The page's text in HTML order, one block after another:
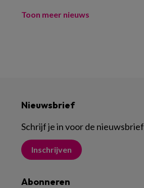
Toon meer nieuws
Nieuwsbrief
Schrijf je in voor de nieuwsbrief
Inschrijven
Abonneren